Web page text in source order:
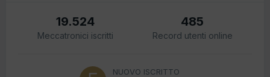
19.524
Meccatronici iscritti
485
Record utenti online
NUOVO ISCRITTO